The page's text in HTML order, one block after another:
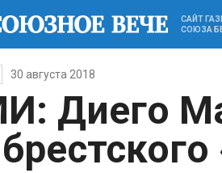
САЙТ
СОЮЗА
30 августа 2018
Диего